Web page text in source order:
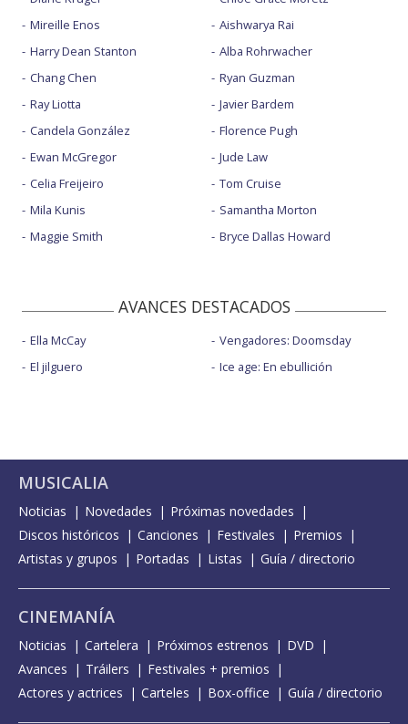
Mireille Enos
Harry Dean Stanton
Chang Chen
Ray Liotta
Candela González
Ewan McGregor
Celia Freijeiro
Mila Kunis
Maggie Smith
Aishwarya Rai
Alba Rohrwacher
Ryan Guzman
Javier Bardem
Florence Pugh
Jude Law
Tom Cruise
Samantha Morton
Bryce Dallas Howard
AVANCES DESTACADOS
Ella McCay
El jilguero
Vengadores: Doomsday
Ice age: En ebullición
MUSICALIA
Noticias Novedades
Próximas novedades
Discos históricos
Canciones Festivales
Premios
Artistas y grupos
Portadas Listas Guía / directorio
CINEMANÍA
Noticias Cartelera Próximos estrenos
DVD
Avances
Tráilers
Festivales + premios
Actores y actrices
Carteles Box-office Guía / directorio